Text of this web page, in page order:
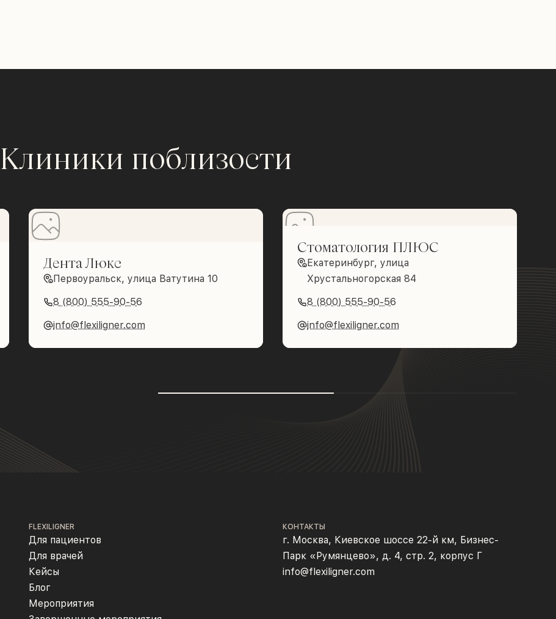
Клиники поблизости
Дента Люкс
Первоуральск, улица Ватутина 10
8 (800) 555-90-56
info@flexiligner.com
Стоматология ПЛЮС
Екатеринбург, улица
Хрустальногорская 84
8 (800) 555-90-56
info@flexiligner.com
FLEXILIGNER
Для пациентов
Для врачей
Кейсы
Блог
Мероприятия
КОНТАКТЫ
г. Москва, Киевское шоссе 22-й км, Бизнес-
Парк «Румянцево», д. 4, стр. 2, корпус Г
info@flexiligner.com